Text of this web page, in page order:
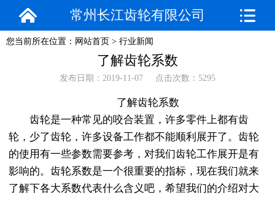
常州长江齿轮有限公司
您当前所在位置： 网站首页 > 行业新闻
了解齿轮系数
发布日期：2019-11-07 点击次数：5295
了解齿轮系数
齿轮是一种常见的咬合装置，许多零件上都有齿
轮，少了齿轮，许多设备工作都不能顺利展开了。齿轮
的使用有一些参数需要参考，对我们齿轮工作展开是有
影响的。齿轮系数是一个很重要的指标，现在我们就来
了解下各大系数代表什么含义吧，希望我们的介绍对大